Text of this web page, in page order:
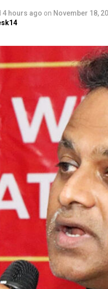
4 hours ago on November 18,